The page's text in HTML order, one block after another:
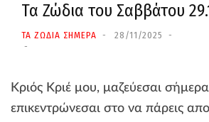
Τα Ζώδια του Σαββάτου
ΤΑ ΖΩΔΙΑ ΣΗΜΕΡΑ 28/11/2025
Κριός Κριέ μου, μαζεύεσαι
επικεντρώνεσαι στο να πάρεις